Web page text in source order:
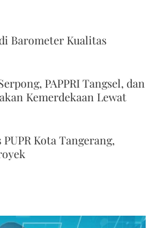
Barometer Kualitas
PAPPRI Tangsel, dan
Kemerdekaan Lewat
Kota Tangerang,